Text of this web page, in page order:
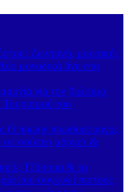
Ζωντανές μουσικές
μοναδικά live στο
για τον βιώσιμο
Τουρισμού του
Ο πρώην πρωθυπουργός
σε σούπερ μάρκετ &
Τζόσουα & το
που συγκινεί πιστούς